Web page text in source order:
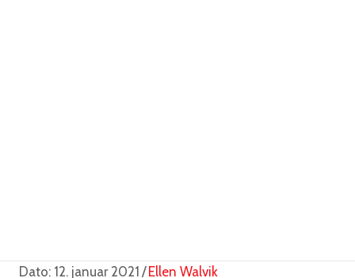
Dato: 12. januar 2021 / Ellen Walvik